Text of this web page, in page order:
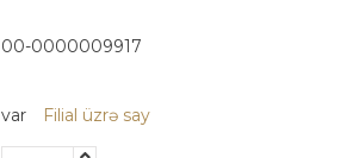
00-0000009917
var Filial üzrə say